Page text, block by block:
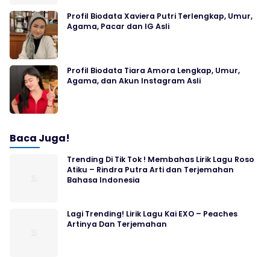
Profil Biodata Xaviera Putri Terlengkap, Umur,
Agama, Pacar dan IG Asli
Profil Biodata Tiara Amora Lengkap, Umur,
Agama, dan Akun Instagram Asli
Baca Juga!
Trending Di Tik Tok ! Membahas Lirik Lagu Roso
Atiku – Rindra Putra Arti dan Terjemahan
Bahasa Indonesia
Lagi Trending! Lirik Lagu Kai EXO – Peaches
Artinya Dan Terjemahan